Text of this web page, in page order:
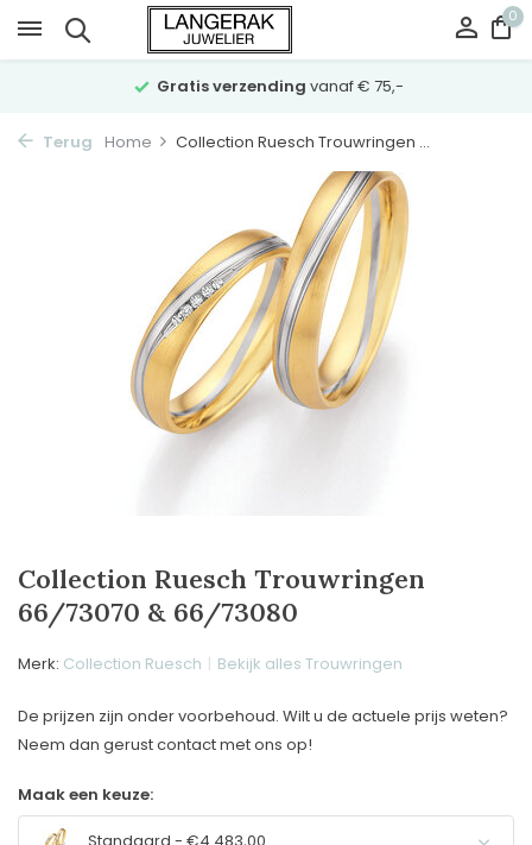
0
Gratis verzending vanaf € 75,-
Terug Home Collection Ruesch Trouwringen ...
Collection Ruesch Trouwringen
66/73070 & 66/73080
Merk: Collection Ruesch Bekijk alles Trouwringen
De prijzen zijn onder voorbehoud. Wilt u de actuele prijs weten?
Neem dan gerust contact met ons op!
Maak een keuze: